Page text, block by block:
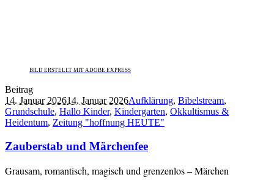
BILD ERSTELLT MIT ADOBE EXPRESS
Beitrag
14. Januar 202614. Januar 2026Aufklärung, Bibelstream,
Grundschule, Hallo Kinder, Kindergarten, Okkultismus &
Heidentum, Zeitung "hoffnung HEUTE"
Zauberstab und Märchenfee
Grausam, romantisch, magisch und grenzenlos – Märchen